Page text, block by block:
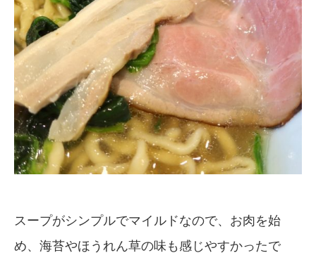
スープがシンプルでマイルドなので、お肉を始
め、海苔やほうれん草の味も感じやすかったで